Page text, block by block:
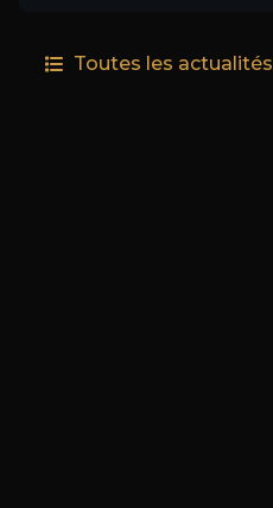
Toutes les actualités